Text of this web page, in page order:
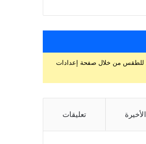
يجب عليك إضافة مفتاح API للطقس من خلال صفحة إعدادات
الأخيرة تعليقات